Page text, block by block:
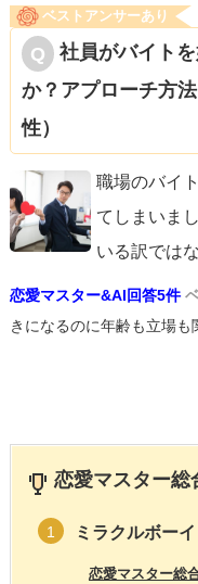
ベストアンサーあり
社員がバイト
か？アプローチ方
性）
職場のバイ
てしまいま
いる訳では
恋愛マスター&AI回答5件
きになるのに年齢も立場も
恋愛マスター総
1 ミラクルボーイ
恋愛マスター総